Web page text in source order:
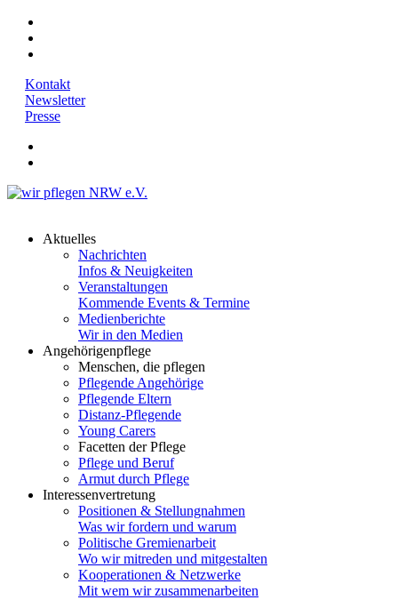
Kontakt
Newsletter
Presse
Aktuelles
Nachrichten
Infos & Neuigkeiten
Veranstaltungen
Kommende Events & Termine
Medienberichte
Wir in den Medien
Angehörigenpflege
Menschen, die pflegen
Pflegende Angehörige
Pflegende Eltern
Distanz-Pflegende
Young Carers
Facetten der Pflege
Pflege und Beruf
Armut durch Pflege
Interessenvertretung
Positionen & Stellungnahmen
Was wir fordern und warum
Politische Gremienarbeit
Wo wir mitreden und mitgestalten
Kooperationen & Netzwerke
Mit wem wir zusammenarbeiten